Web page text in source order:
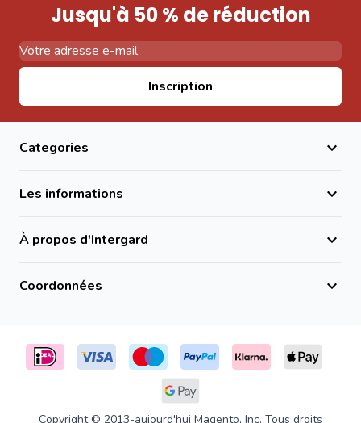
Jusqu'à 50 % de réduction
Inscription
Categories
Les informations
À propos d'Intergard
Coordonnées
Copyright © 2013-aujourd'hui Magento, Inc. Tous droits